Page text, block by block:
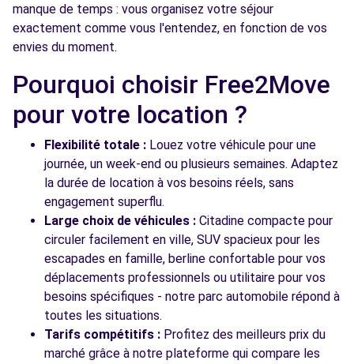
2 RUE NUNGESSER ET COLI
GONESSE, 95500
Free2move Rent - ALMAR AUTOMOBILES -
GONESSE (O)
2 rue Nungesser et Coli
GONESSE, FR-95, 95500
Voir l'agence
Voir toutes les agences
manque de temps : vous organisez votre séjour
exactement comme vous l'entendez, en fonction de vos
envies du moment.
Pourquoi choisir Free2Move
pour votre location ?
Flexibilité totale : Louez votre véhicule pour une
journée, un week-end ou plusieurs semaines. Adaptez
la durée de location à vos besoins réels, sans
engagement superflu.
Large choix de véhicules : Citadine compacte pour
circuler facilement en ville, SUV spacieux pour les
escapades en famille, berline confortable pour vos
déplacements professionnels ou utilitaire pour vos
besoins spécifiques - notre parc automobile répond à
toutes les situations.
Tarifs compétitifs : Profitez des meilleurs prix du
marché grâce à notre plateforme qui compare les